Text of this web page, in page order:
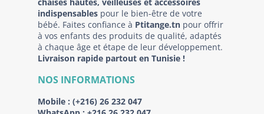
indispensables pour le bien-être de votre
bébé. Faites confiance à Ptitange.tn pour offrir
à vos enfants des produits de qualité, adaptés
à chaque âge et étape de leur développement.
Livraison rapide partout en Tunisie !
NOS INFORMATIONS
Mobile : (+216) 26 232 047